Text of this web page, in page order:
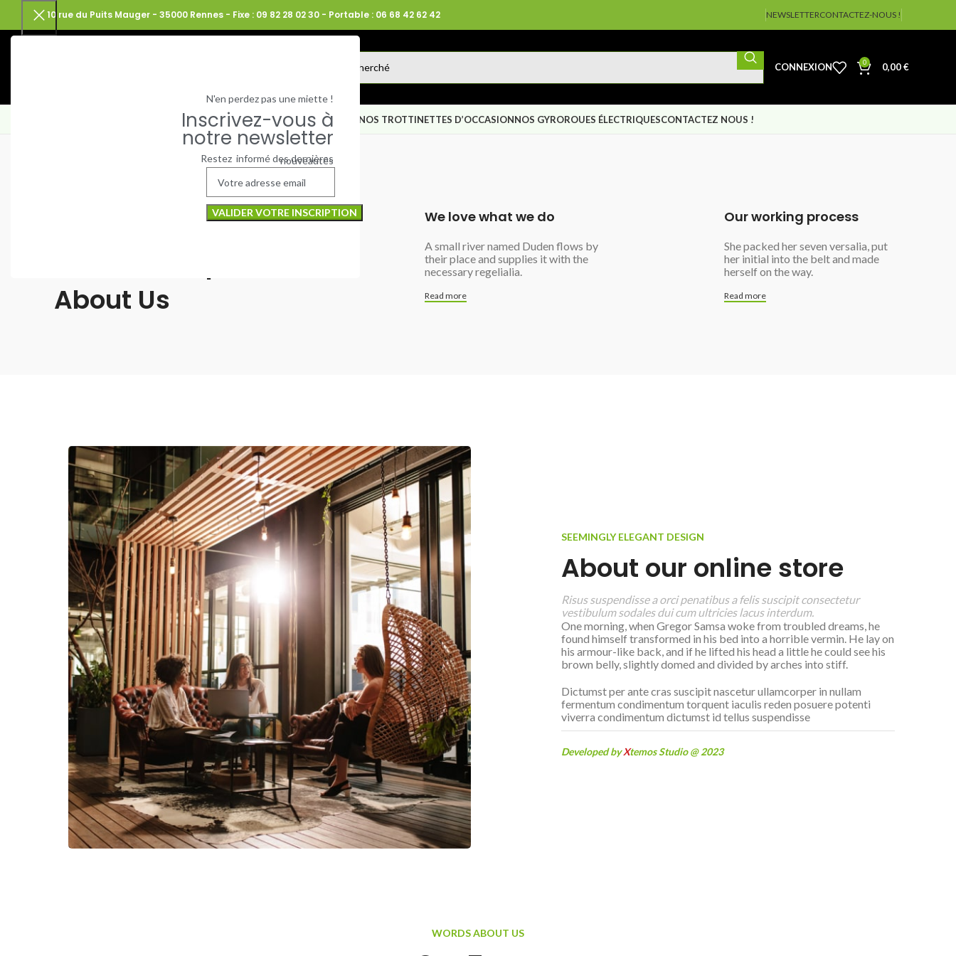
N'en perdez pas une miette !
Inscrivez-vous à
notre newsletter
Restez informé des dernières
nouveautés
10 rue du Puits Mauger - 35000 Rennes - Fixe : 09 82 28 02 30 - Portable : 06 68 42 62 42 NEWSLETTERCONTACTEZ-NOUS !
CONNEXION 0 0,00€
NOS TROTTINETTES ÉLECTRIQUES NEUVES NOS TROTTINETTES D’OCCASIONNOS GYROROUES ÉLECTRIQUESCONTACTEZ NOUS !
Well-coordinated
About Us
We love what we do
A small river named Duden flows by
their place and supplies it with the
necessary regelialia.
Read more
Our working process
She packed her seven versalia, put
her initial into the belt and made
herself on the way.
Read more
SEEMINGLY ELEGANT DESIGN
About our online store
Risus suspendisse a orci penatibus a felis suscipit consectetur
vestibulum sodales dui cum ultricies lacus interdum.
One morning, when Gregor Samsa woke from troubled dreams, he
found himself transformed in his bed into a horrible vermin. He lay on
his armour-like back, and if he lifted his head a little he could see his
brown belly, slightly domed and divided by arches into stiff.
Dictumst per ante cras suscipit nascetur ullamcorper in nullam
fermentum condimentum torquent iaculis reden posuere potenti
viverra condimentum dictumst id tellus suspendisse
Developed byXtemos Studio @ 2023
WORDS ABOUT US